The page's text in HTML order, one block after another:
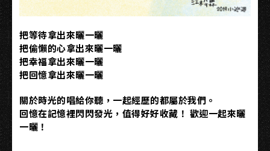
把等待拿出來曬一曬
把偷懶的心拿出來曬一曬
把幸福拿出來曬一曬
把回憶拿出來曬一曬
關於時光的唱給你聽，一起經歷的都屬於我們。
回憶在記憶裡閃閃發光，值得好好收藏！ 歡迎一起來曬
一曬！